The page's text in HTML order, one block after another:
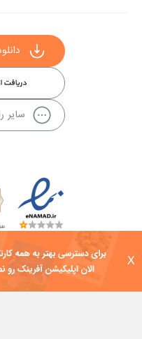
X
سایر
کلیه حقوق این سایت به شرکت